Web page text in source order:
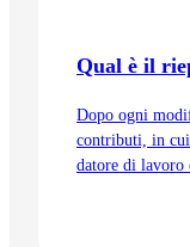
Qual è il
Dopo ogni
contributi, in
datore di lavoro